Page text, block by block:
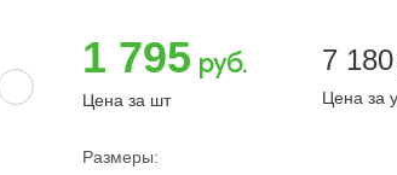
1 795 руб.
Цена за шт
7 180
Цена за
Размеры: